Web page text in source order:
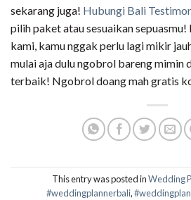
sekarang juga! Hubungi Bali
pilih paket atau sesuaikan sepuasmu!
kami, kamu nggak perlu lagi mikir
mulai aja dulu ngobrol bareng mimin
terbaik! Ngobrol doang mah gratis
This entry was posted inWedding
#weddingplannerbali,